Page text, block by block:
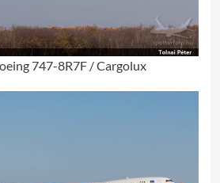
747-8R7F / Cargolux